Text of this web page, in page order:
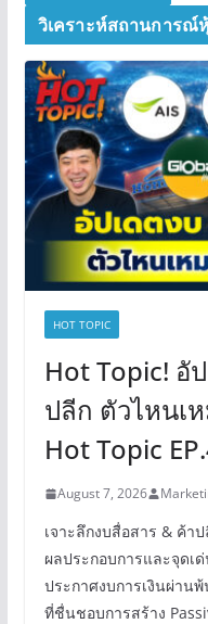
วิเคราะห์สถานการณ์
HOT TOPIC
Hot Topic! อั
ปลีก ตัวไหนเ
Hot Topic
August 7, 2026
เจาะลึกงบสื่อสาร & ค้า
ผลประกอบการและจุดเ
ประกาศงบการเงินผ่าน
ที่ชื่นชอบการสร้าง